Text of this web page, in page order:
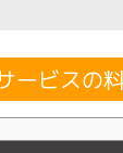
ービスの